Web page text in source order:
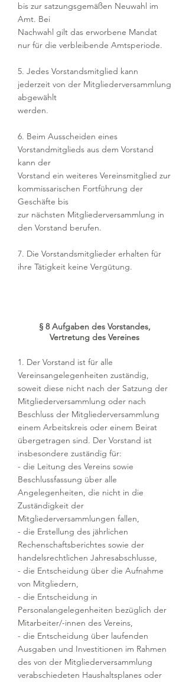
bis zur satzungsgemäßen Neuwahl im
Amt. Bei
Nachwahl gilt das erworbene Mandat
nur für die verbleibende Amtsperiode.
5. Jedes Vorstandsmitglied kann
jederzeit von der Mitgliederversammlung
abgewählt
werden.
6. Beim Ausscheiden eines
Vorstandmitglieds aus dem Vorstand
kann der
Vorstand ein weiteres Vereinsmitglied zur
kommissarischen Fortführung der
Geschäfte bis
zur nächsten Mitgliederversammlung in
den Vorstand berufen.
7. Die Vorstandsmitglieder erhalten für
ihre Tätigkeit keine Vergütung.
§ 8 Aufgaben des Vorstandes,
Vertretung des Vereines
1. Der Vorstand ist für alle
Vereinsangelegenheiten zuständig,
soweit diese nicht nach der Satzung der
Mitgliederversammlung oder nach
Beschluss der Mitgliederversammlung
einem Arbeitskreis oder einem Beirat
übergetragen sind. Der Vorstand ist
insbesondere zuständig für:
- die Leitung des Vereins sowie
Beschlussfassung über alle
Angelegenheiten, die nicht in die
Zuständigkeit der
Mitgliederversammlungen fallen,
- die Erstellung des jährlichen
Rechenschaftsberichtes sowie der
handelsrechtlichen Jahresabschlusse,
- die Entscheidung über die Aufnahme
von Mitgliedern,
- die Entscheidung in
Personalangelegenheiten bezüglich der
Mitarbeiter/-innen des Vereins,
- die Entscheidung über laufenden
Ausgaben und Investitionen im Rahmen
des von der Mitgliederversammlung
verabschiedeten Haushaltsplanes oder